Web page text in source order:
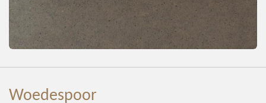
Woedespoor